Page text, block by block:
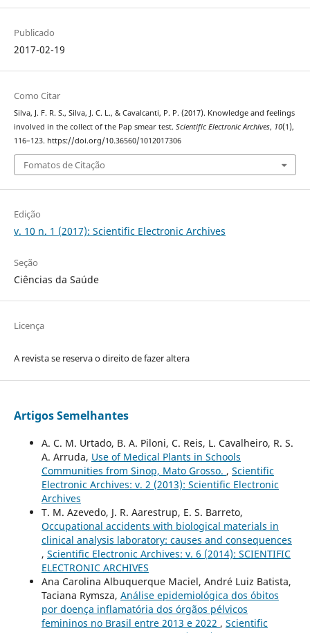
Publicado
2017-02-19
Como Citar
Silva, J. F. R. S., Silva, J. C. L., & Cavalcanti, P. P. (2017). Knowledge and feelings
involved in the collect of the Pap smear test. Scientific Electronic Archives, 10(1),
116–123. https://doi.org/10.36560/1012017306
Fomatos de Citação
Edição
v. 10 n. 1 (2017): Scientific Electronic Archives
Seção
Ciências da Saúde
Licença
A revista se reserva o direito de fazer altera
Artigos Semelhantes
A. C. M. Urtado, B. A. Piloni, C. Reis, L. Cavalheiro, R. S.
A. Arruda, Use of Medical Plants in Schools
Communities from Sinop, Mato Grosso. , Scientific
Electronic Archives: v. 2 (2013): Scientific Electronic
Archives
T. M. Azevedo, J. R. Aarestrup, E. S. Barreto,
Occupational accidents with biological materials in
clinical analysis laboratory: causes and consequences
, Scientific Electronic Archives: v. 6 (2014): SCIENTIFIC
ELECTRONIC ARCHIVES
Ana Carolina Albuquerque Maciel, André Luiz Batista,
Taciana Rymsza, Análise epidemiológica dos óbitos
por doença inflamatória dos órgãos pélvicos
femininos no Brasil entre 2013 e 2022 , Scientific